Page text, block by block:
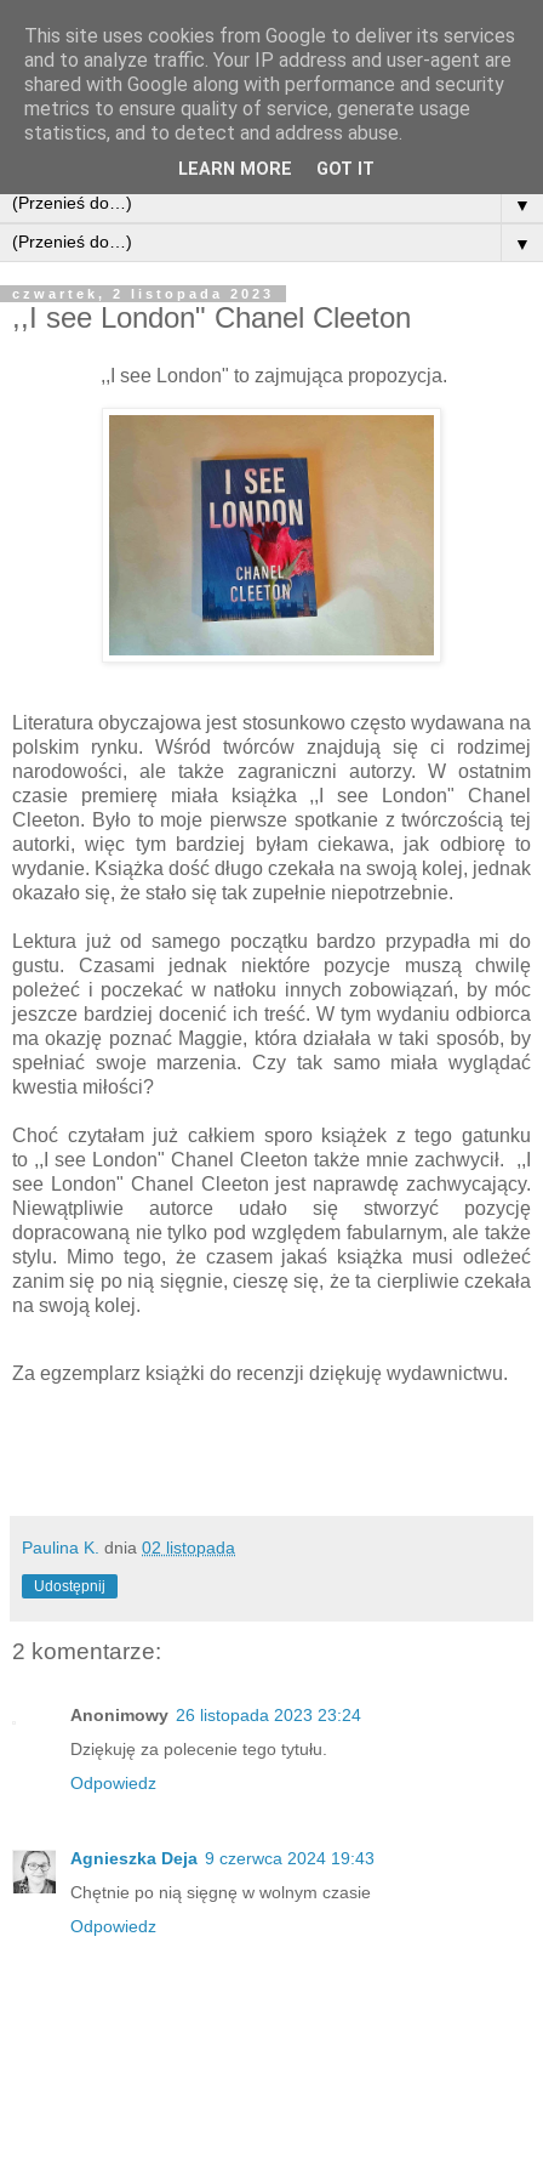
▼
▼
czwartek, 2 listopada 2023
,,I see London" Chanel Cleeton
,,I see London" to zajmująca propozycja.
Literatura obyczajowa jest stosunkowo często wydawana na
polskim rynku. Wśród twórców znajdują się ci rodzimej
narodowości, ale także zagraniczni autorzy. W ostatnim
czasie premierę miała książka ,,I see London" Chanel
Cleeton. Było to moje pierwsze spotkanie z twórczością tej
autorki, więc tym bardziej byłam ciekawa, jak odbiorę to
wydanie. Książka dość długo czekała na swoją kolej, jednak
okazało się, że stało się tak zupełnie niepotrzebnie.
Lektura już od samego początku bardzo przypadła mi do
gustu. Czasami jednak niektóre pozycje muszą chwilę
poleżeć i poczekać w natłoku innych zobowiązań, by móc
jeszcze bardziej docenić ich treść. W tym wydaniu odbiorca
ma okazję poznać Maggie, która działała w taki sposób, by
spełniać swoje marzenia. Czy tak samo miała wyglądać
kwestia miłości?
Choć czytałam już całkiem sporo książek z tego gatunku
to ,,I see London" Chanel Cleeton także mnie zachwycił. ,,I
see London" Chanel Cleeton jest naprawdę zachwycający.
Niewątpliwie autorce udało się stworzyć pozycję
dopracowaną nie tylko pod względem fabularnym, ale także
stylu. Mimo tego, że czasem jakaś książka musi odleżeć
zanim się po nią sięgnie, cieszę się, że ta cierpliwie czekała
na swoją kolej.
Za egzemplarz książki do recenzji dziękuję wydawnictwu.
Paulina K. dnia 02 listopada
Udostępnij
2 komentarze:
Anonimowy 26 listopada 2023 23:24
Dziękuję za polecenie tego tytułu.
Odpowiedz
Agnieszka Deja 9 czerwca 2024 19:43
Chętnie po nią sięgnę w wolnym czasie
Odpowiedz
This site uses cookies from Google to deliver its services
and to analyze traffic. Your IP address and user-agent are
shared with Google along with performance and security
metrics to ensure quality of service, generate usage
statistics, and to detect and address abuse.
LEARN MORE GOT IT